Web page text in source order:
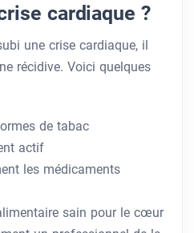
cardiaque ?
une crise cardiaque, il
récidive. Voici quelques
de tabac
actif
les médicaments
sain pour le cœur